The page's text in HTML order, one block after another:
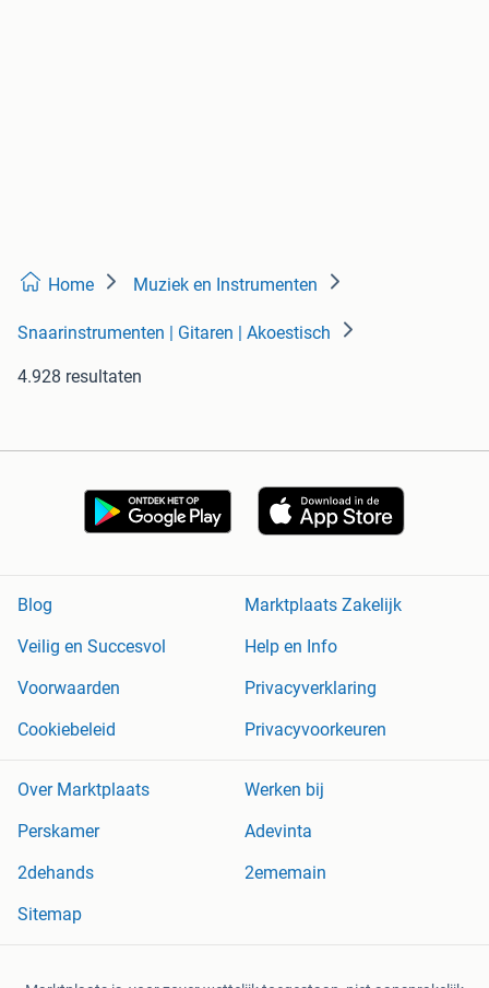
Home Muziek en Instrumenten
Snaarinstrumenten | Gitaren | Akoestisch
4.928 resultaten
Blog
Marktplaats Zakelijk
Veilig en Succesvol
Help en Info
Voorwaarden
Privacyverklaring
Cookiebeleid
Privacyvoorkeuren
Over Marktplaats
Werken bij
Perskamer
Adevinta
2dehands
2ememain
Sitemap